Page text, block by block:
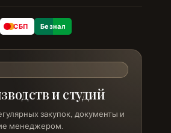
СБП Безнал
и студий
закупок, документы и
менеджером.